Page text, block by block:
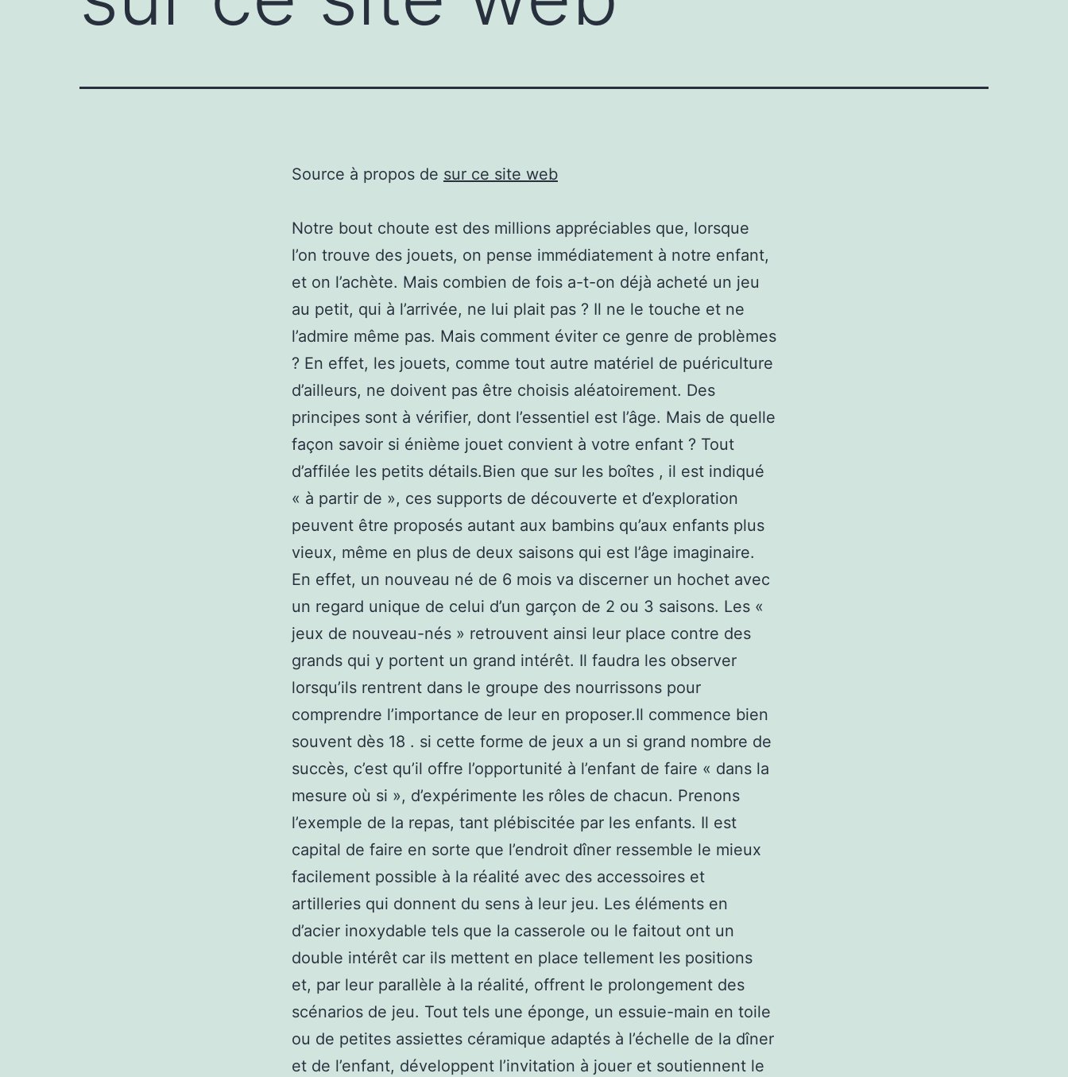
Source à propos de sur ce site web
Notre bout choute est des millions appréciables que, lorsque
l’on trouve des jouets, on pense immédiatement à notre enfant,
et on l’achète. Mais combien de fois a-t-on déjà acheté un jeu
au petit, qui à l’arrivée, ne lui plait pas ? Il ne le touche et ne
l’admire même pas. Mais comment éviter ce genre de problèmes
? En effet, les jouets, comme tout autre matériel de puériculture
d’ailleurs, ne doivent pas être choisis aléatoirement. Des
principes sont à vérifier, dont l’essentiel est l’âge. Mais de quelle
façon savoir si énième jouet convient à votre enfant ? Tout
d’affilée les petits détails.Bien que sur les boîtes , il est indiqué
« à partir de », ces supports de découverte et d’exploration
peuvent être proposés autant aux bambins qu’aux enfants plus
vieux, même en plus de deux saisons qui est l’âge imaginaire.
En effet, un nouveau né de 6 mois va discerner un hochet avec
un regard unique de celui d’un garçon de 2 ou 3 saisons. Les «
jeux de nouveau-nés » retrouvent ainsi leur place contre des
grands qui y portent un grand intérêt. Il faudra les observer
lorsqu’ils rentrent dans le groupe des nourrissons pour
comprendre l’importance de leur en proposer.Il commence bien
souvent dès 18 . si cette forme de jeux a un si grand nombre de
succès, c’est qu’il offre l’opportunité à l’enfant de faire « dans la
mesure où si », d’expérimente les rôles de chacun. Prenons
l’exemple de la repas, tant plébiscitée par les enfants. Il est
capital de faire en sorte que l’endroit dîner ressemble le mieux
facilement possible à la réalité avec des accessoires et
artilleries qui donnent du sens à leur jeu. Les éléments en
d’acier inoxydable tels que la casserole ou le faitout ont un
double intérêt car ils mettent en place tellement les positions
et, par leur parallèle à la réalité, offrent le prolongement des
scénarios de jeu. Tout tels une éponge, un essuie-main en toile
ou de petites assiettes céramique adaptés à l’échelle de la dîner
et de l’enfant, développent l’invitation à jouer et soutiennent le